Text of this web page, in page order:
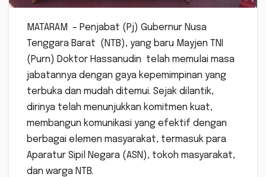
MATARAM – Penjabat (Pj) Gubernur Nusa
Tenggara Barat (NTB), yang baru Mayjen TNI
(Purn) Doktor Hassanudin telah memulai masa
jabatannya dengan gaya kepemimpinan yang
terbuka dan mudah ditemui. Sejak dilantik,
dirinya telah menunjukkan komitmen kuat,
membangun komunikasi yang efektif dengan
berbagai elemen masyarakat, termasuk para
Aparatur Sipil Negara (ASN), tokoh masyarakat,
dan warga NTB.